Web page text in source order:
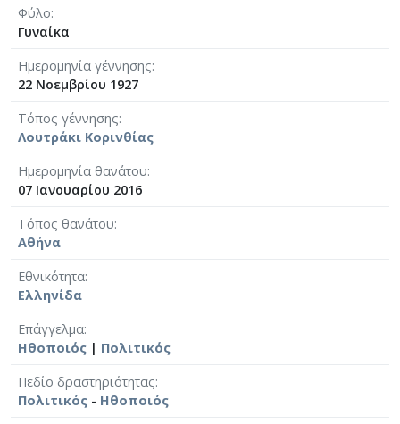
Φύλο
Γυναίκα
Ημερομηνία γέννησης
22 Νοεμβρίου 1927
Τόπος γέννησης
Λουτράκι Κορινθίας
Ημερομηνία θανάτου
07 Ιανουαρίου 2016
Τόπος θανάτου
Αθήνα
Εθνικότητα
Ελληνίδα
Επάγγελμα
Ηθοποιός | Πολιτικός
Πεδίο δραστηριότητας
Πολιτικός - Ηθοποιός